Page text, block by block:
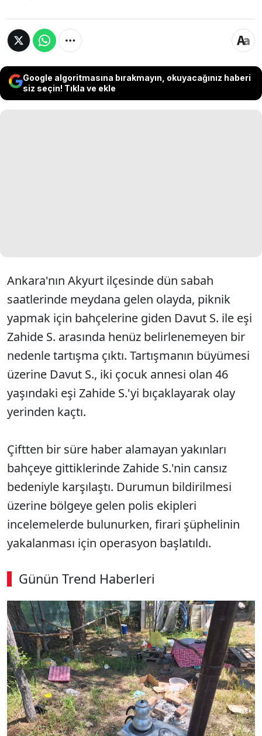
Google algoritmasına bırakmayın, okuyacağınız haberi
siz seçin! Tıkla ve ekle
Ankara'nın Akyurt ilçesinde dün sabah
saatlerinde meydana gelen olayda, piknik
yapmak için bahçelerine giden Davut S. ile eşi
Zahide S. arasında henüz belirlenemeyen bir
nedenle tartışma çıktı. Tartışmanın büyümesi
üzerine Davut S., iki çocuk annesi olan 46
yaşındaki eşi Zahide S.'yi bıçaklayarak olay
yerinden kaçtı.
Çiftten bir süre haber alamayan yakınları
bahçeye gittiklerinde Zahide S.'nin cansız
bedeniyle karşılaştı. Durumun bildirilmesi
üzerine bölgeye gelen polis ekipleri
incelemelerde bulunurken, firari şüphelinin
yakalanması için operasyon başlatıldı.
Günün Trend Haberleri
SÖZCÜ SON DAKİKA